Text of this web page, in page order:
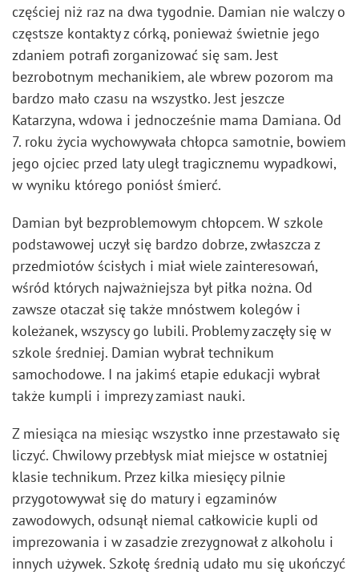
częściej niż raz na dwa tygodnie. Damian nie walczy o
częstsze kontakty z córką, ponieważ świetnie jego
zdaniem potrafi zorganizować się sam. Jest
bezrobotnym mechanikiem, ale wbrew pozorom ma
bardzo mało czasu na wszystko. Jest jeszcze
Katarzyna, wdowa i jednocześnie mama Damiana. Od
7. roku życia wychowywała chłopca samotnie, bowiem
jego ojciec przed laty uległ tragicznemu wypadkowi,
w wyniku którego poniósł śmierć.
Damian był bezproblemowym chłopcem. W szkole
podstawowej uczył się bardzo dobrze, zwłaszcza z
przedmiotów ścisłych i miał wiele zainteresowań,
wśród których najważniejsza był piłka nożna. Od
zawsze otaczał się także mnóstwem kolegów i
koleżanek, wszyscy go lubili. Problemy zaczęły się w
szkole średniej. Damian wybrał technikum
samochodowe. I na jakimś etapie edukacji wybrał
także kumpli i imprezy zamiast nauki.
Z miesiąca na miesiąc wszystko inne przestawało się
liczyć. Chwilowy przebłysk miał miejsce w ostatniej
klasie technikum. Przez kilka miesięcy pilnie
przygotowywał się do matury i egzaminów
zawodowych, odsunął niemal całkowicie kupli od
imprezowania i w zasadzie zrezygnował z alkoholu i
innych używek. Szkołę średnią udało mu się ukończyć